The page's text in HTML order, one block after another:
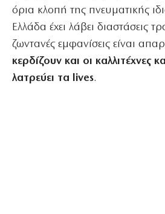
όρια κλοπή της πνευματικής
Ελλάδα έχει λάβει διαστάσεις
ζωντανές εμφανίσεις είναι
κερδίζουν και οι καλλιτέχνες
λατρεύει τα lives.